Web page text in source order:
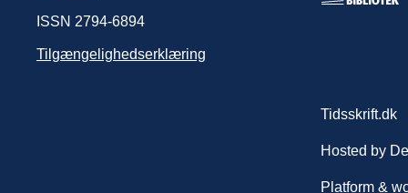
ISSN 2794-6894
Tilgængelighedserklæring